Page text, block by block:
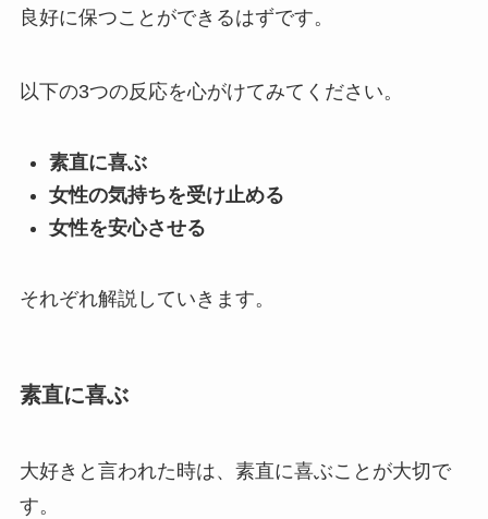
良好に保つことができるはずです。
以下の3つの反応を心がけてみてください。
素直に喜ぶ
女性の気持ちを受け止める
女性を安心させる
それぞれ解説していきます。
素直に喜ぶ
大好きと言われた時は、素直に喜ぶことが大切で
す。